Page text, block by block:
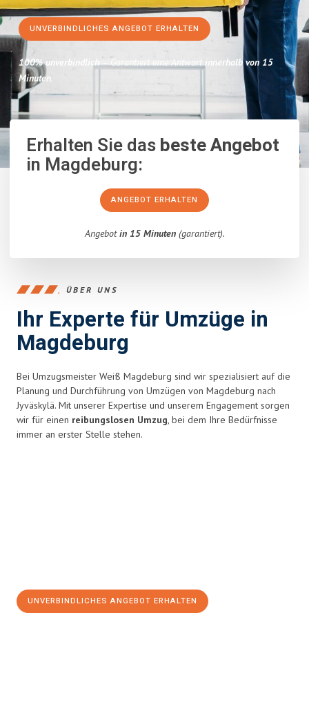
UNVERBINDLICHES ANGEBOT ERHALTEN
100% unverbindlich– Garantiert eine Antwortinnerhalb von 15
Minuten.
Erhalten Sie dasbeste Angebot
in Magdeburg:
ANGEBOT ERHALTEN
Angebotin 15 Minuten(garantiert).
ÜBER UNS
Ihr Experte für Umzüge in
Magdeburg
Bei Umzugsmeister Weiß Magdeburg sind wir spezialisiert auf die
Planung und Durchführung von Umzügen von Magdeburg nach
Jyväskylä. Mit unserer Expertise und unserem Engagement sorgen
wir für einen reibungslosen Umzug, bei dem Ihre Bedürfnisse
immer an erster Stelle stehen.
UNVERBINDLICHES ANGEBOT ERHALTEN